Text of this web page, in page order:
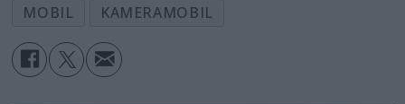
MOBIL
KAMERAMOBIL